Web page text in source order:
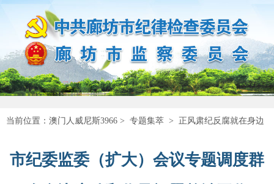
当前位置： 澳门人威尼斯3966 > 专题集萃 > 正风肃纪反腐就在身边
市纪委监委（扩大）会议专题调度群